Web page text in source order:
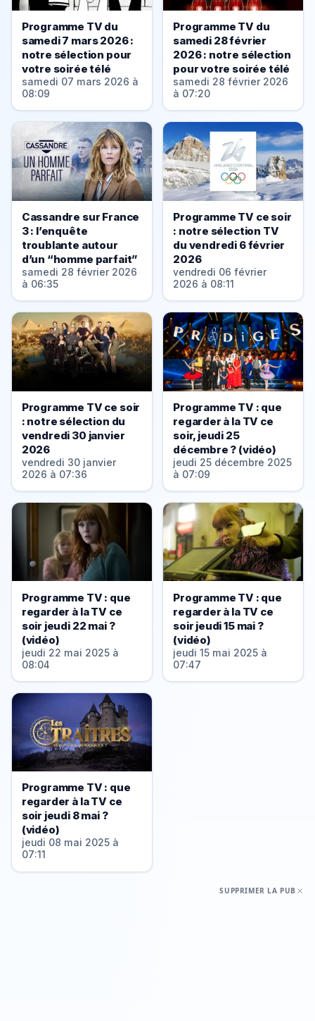
Programme TV du
samedi 7 mars 2026 :
notre sélection pour
votre soirée télé
samedi 07 mars 2026 à
08:09
Programme TV du
samedi 28 février
2026 : notre sélection
pour votre soirée télé
samedi 28 février 2026
à 07:20
Cassandre sur France
3 : l’enquête
troublante autour
d’un “homme parfait”
samedi 28 février 2026
à 06:35
Programme TV ce soir
: notre sélection TV
du vendredi 6 février
2026
vendredi 06 février
2026 à 08:11
Programme TV ce soir
: notre sélection du
vendredi 30 janvier
2026
vendredi 30 janvier
2026 à 07:36
Programme TV : que
regarder à la TV ce
soir, jeudi 25
décembre ? (vidéo)
jeudi 25 décembre 2025
à 07:09
Programme TV : que
regarder à la TV ce
soir jeudi 22 mai ?
(vidéo)
jeudi 22 mai 2025 à
08:04
Programme TV : que
regarder à la TV ce
soir jeudi 15 mai ?
(vidéo)
jeudi 15 mai 2025 à
07:47
Programme TV : que
regarder à la TV ce
soir jeudi 8 mai ?
(vidéo)
jeudi 08 mai 2025 à
07:11
SUPPRIMER LA PUB